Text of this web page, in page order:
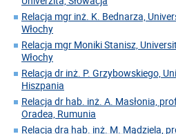
Relacja mgr inż. K. Bednarza,
Włochy
Relacja mgr Moniki Stanisz,
Włochy
Relacja dr inż. P. Grzybowskiego,
Hiszpania
Relacja dr hab. inż. A. Masłonia,
Oradea, Rumunia
Relacja dra hab. inż. M. Mądziela,